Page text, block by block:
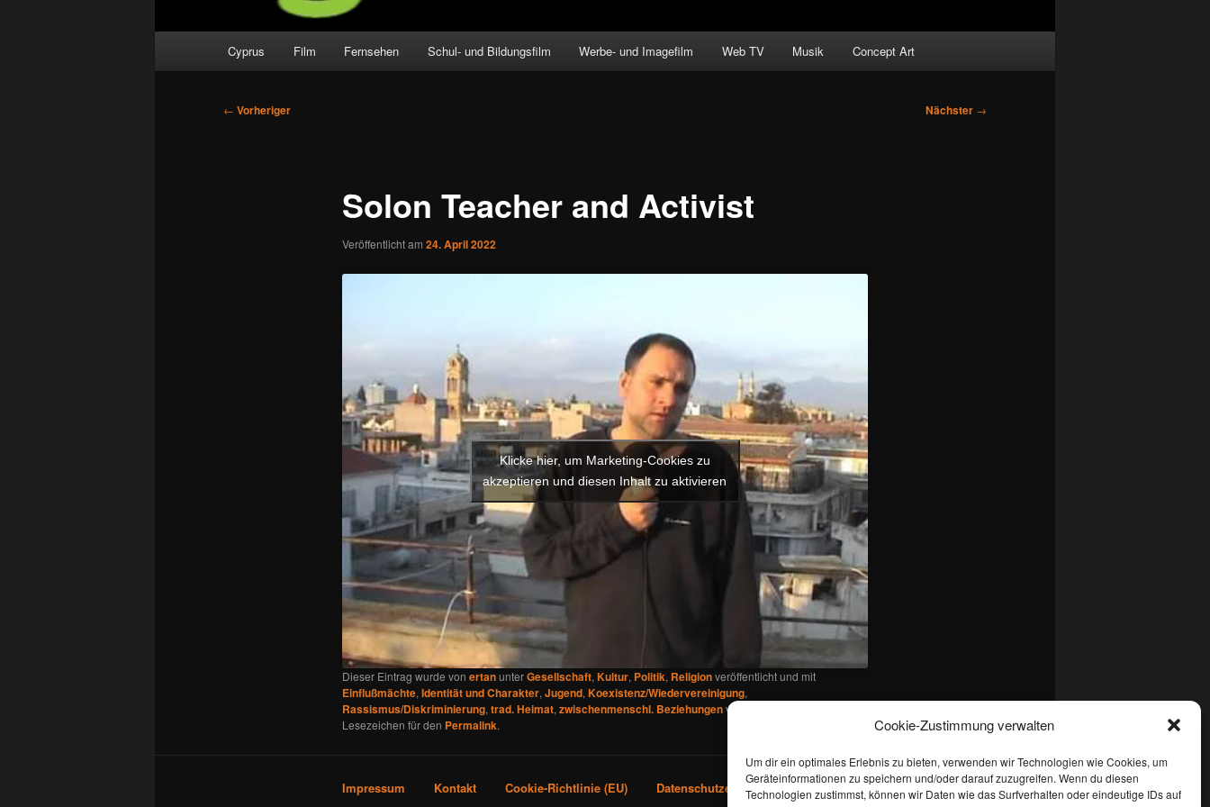
Cookie-Zustimmung verwalten
Um dir ein optimales Erlebnis zu bieten, verwenden wir Technologien wie Cookies, um
Geräteinformationen zu speichern und/oder darauf zuzugreifen. Wenn du diesen
Technologien zustimmst, können wir Daten wie das Surfverhalten oder eindeutige IDs auf
Cyprus Film Fernsehen Schul- und Bildungsfilm Werbe- und Imagefilm Web TV Musik Concept Art
Beitragsnavigation
← Vorheriger Nächster →
Solon Teacher and Activist
Veröffentlicht am 24. April 2022
Klicke hier, um Marketing-Cookies zu
akzeptieren und diesen Inhalt zu aktivieren
Dieser Eintrag wurde von ertanunterGesellschaft, Kultur, Politik, Religionveröffentlicht und mit
Einflußmächte, Identität und Charakter, Jugend, Koexistenz/Wiedervereinigung,
Rassismus/Diskriminierung, trad. Heimat, zwischenmenschl. Beziehungenverschlagwortet. Setze ein
Lesezeichen für den Permalink.
Impressum Kontakt Cookie-Richtlinie (EU) Datenschutzerklärung